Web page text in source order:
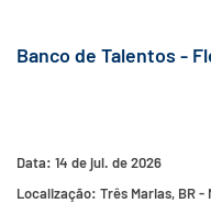
Banco de Talentos -
Data: 14 de jul. de 2026
Localização: Três Marias, BR -